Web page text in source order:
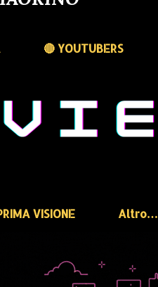
🔴 YOUTUBERS
VISIONE Altro…